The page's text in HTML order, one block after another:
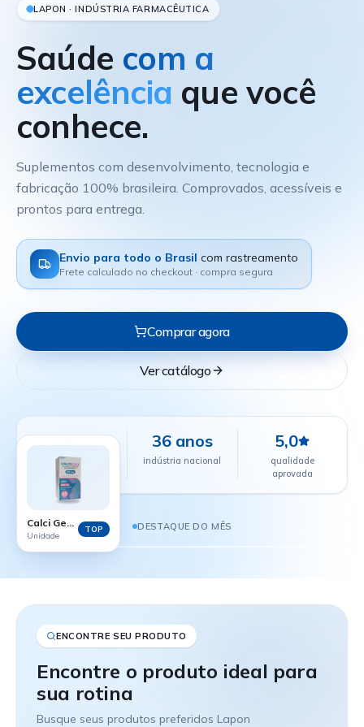
LAPON · INDÚSTRIA FARMACÊUTICA
Saúde com a
excelência que você
conhece.
Suplementos com desenvolvimento, tecnologia e
fabricação 100% brasileira. Comprovados, acessíveis e
prontos para entrega.
Envio para todo o Brasil com rastreamento
Frete calculado no checkout · compra segura
Comprar agora
Ver catálogo
+24 mil
farmácias
parceiras
36 anos
indústria nacional
5,0
qualidade
aprovada
DESTAQUE DO MÊS
Calci Gest - 60 comprimidos
Unidade
TOP
ENCONTRE SEU PRODUTO
Encontre o produto ideal para
sua rotina
Busque seus produtos preferidos Lapon